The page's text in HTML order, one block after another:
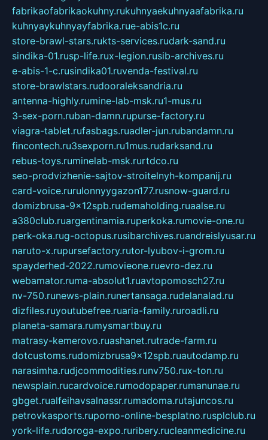
fabrikaofabrikaokuhny.rukuhnyaekuhnyaafabrika.ru
kuhnyaykuhnyayfabrika.rue-abis1c.ru
store-brawl-stars.rukts-services.rudark-sand.ru
sindika-01.rusp-life.rux-legion.rusib-archives.ru
e-abis-1-c.rusindika01.ruvenda-festival.ru
store-brawlstars.rudooraleksandria.ru
antenna-highly.rumine-lab-msk.ru1-mus.ru
3-sex-porn.ruban-damn.rupurse-factory.ru
viagra-tablet.rufasbags.ruadler-jun.rubandamn.ru
fincontech.ru3sexporn.ru1mus.rudarksand.ru
rebus-toys.ruminelab-msk.rurtdco.ru
seo-prodvizhenie-sajtov-stroitelnyh-kompanij.ru
card-voice.rurulonnyygazon177.rusnow-guard.ru
domizbrusa-9x12spb.rudemaholding.ruaalse.ru
a380club.ruargentinamia.ruperkoka.rumovie-one.ru
perk-oka.rug-octopus.rusibarchives.ruandreislyusar.ru
naruto-x.rupursefactory.rutor-lyubov-i-grom.ru
spayderhed-2022.rumovieone.ruevro-dez.ru
webamator.ruma-absolut1.ruavtopomosch27.ru
nv-750.runews-plain.runertansaga.rudelanalad.ru
dizfiles.ruyoutubefree.ruaria-family.ruroadli.ru
planeta-samara.rumysmartbuy.ru
matrasy-kemerovo.ruashanet.rutrade-farm.ru
dotcustoms.rudomizbrusa9x12spb.ruautodamp.ru
narasimha.rudjcommodities.runv750.rux-ton.ru
newsplain.rucardvoice.rumodopaper.rumanunae.ru
gbget.rualfeihavsalnassr.rumadoma.rutajuncos.ru
petrovkasports.ruporno-online-besplatno.rusplclub.ru
york-life.rudoroga-expo.ruribery.rucleanmedicine.ru